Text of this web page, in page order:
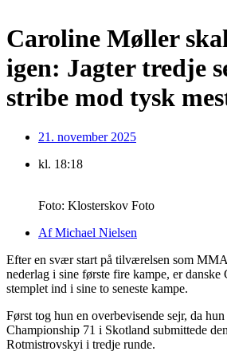
Caroline Møller
igen: Jagter tredje
stribe mod tysk
21. november 2025
kl. 18:18
Foto: Klosterskov Foto
AfMichael Nielsen
Efter en svær start på tilværelsen som
nederlag i sine første fire kampe, er
stemplet ind i sine to seneste kampe.
Først tog hun en overbevisende sejr, da
Championship 71 i Skotland submittede
Rotmistrovskyi i tredje runde.